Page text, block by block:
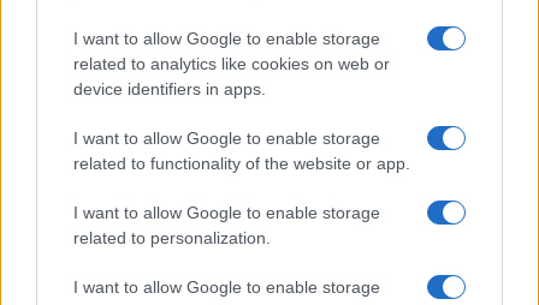
I want to allow Google to enable storage
related to analytics like cookies on web or
device identifiers in apps.
I want to allow Google to enable storage
related to functionality of the website or app.
I want to allow Google to enable storage
related to personalization.
I want to allow Google to enable storage